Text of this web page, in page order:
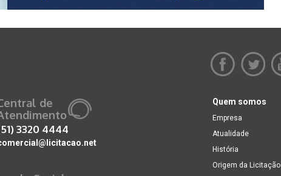
de
3320 4444
Quem somos
Empresa
Atualidade
História
Origem da Licitação